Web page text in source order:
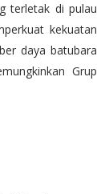
terletak di pulau
kekuatan
daya batubara
Grup